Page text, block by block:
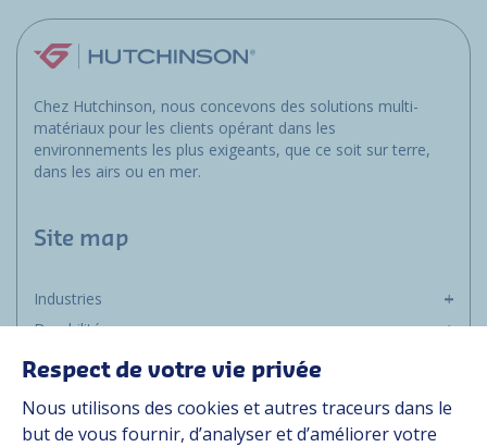
Chez Hutchinson, nous concevons des solutions multi-
matériaux pour les clients opérant dans les
environnements les plus exigeants, que ce soit sur terre,
dans les airs ou en mer.
Site map
Industries
Durabilité
Média
Groupe
Respect de votre vie privée
Nous utilisons des cookies et autres traceurs dans le
but de vous fournir, d’analyser et d’améliorer votre